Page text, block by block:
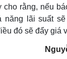
rằng, nếu
năng lãi suất
đó sẽ đẩy giá